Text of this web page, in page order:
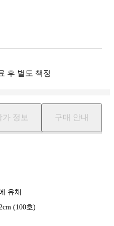
후 별도 책정
가 정보 구매 안내
유채
cm (100호)